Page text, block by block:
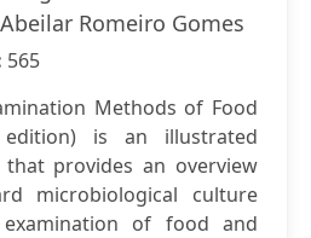
Romeiro Gomes
565
Methods of Food
is an illustrated
provides an overview
microbiological culture
of food and